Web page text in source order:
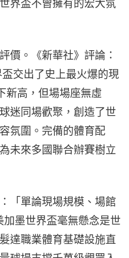
界盃不曾擁有的宏大氛
價。《新華社》評論：
交出了史上最火爆的現
新高，但場場座無虛
迷同場歡聚，創造了世
氛圍。完備的體育配
未來多國聯合辦賽樹立
「單論現場規模、場館
墨世界盃毫無懸念是世
達職業體育基礎設施直